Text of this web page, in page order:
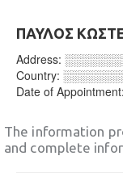
ΠΑΥΛΟΣ
Address:
Country:
Date of Appointment:
The information
and complete